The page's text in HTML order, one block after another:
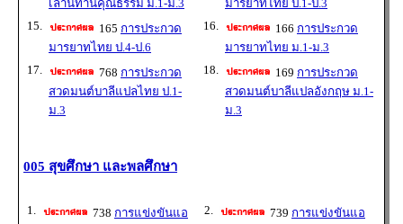
เล่านิทานคุณธรรม ม.1-ม.3
มารยาทไทย ป.1-ป.3
15.
165 การประกวด
มารยาทไทย ป.4-ป.6
16. 166 การประกวด
มารยาทไทย ม.1-ม.3
17.
768 การประกวด
สวดมนต์บาลีแปลไทย ป.1-
ม.3
18. 169 การประกวด
สวดมนต์บาลีแปลอังกฤษ ม.1-
ม.3
005 สุขศึกษา และพลศึกษา
1. 738 การแข่งขันแอ
2. 739 การแข่งขันแอ